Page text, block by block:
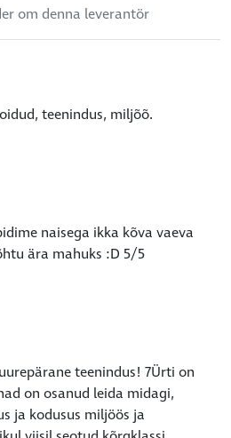
om denna leverantör
teenindus, miljõõ.
naisega ikka kõva vaeva
ära mahuks :D 5/5
teenindus! 7Ürti on
on osanud leida midagi,
ja kodusus miljöös ja